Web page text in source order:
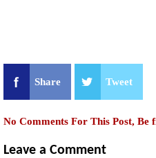
Share Tweet
No Comments For This Post,
Leave a Comment